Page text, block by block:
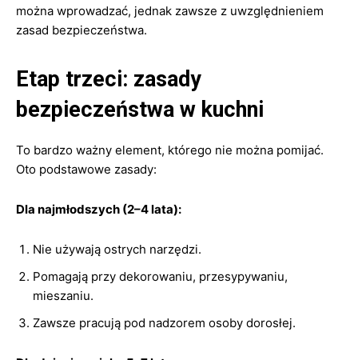
można wprowadzać, jednak zawsze z uwzględnieniem
zasad bezpieczeństwa.
Etap trzeci: zasady
bezpieczeństwa w kuchni
To bardzo ważny element, którego nie można pomijać.
Oto podstawowe zasady:
Dla najmłodszych (2–4 lata):
Nie używają ostrych narzędzi.
Pomagają przy dekorowaniu, przesypywaniu,
mieszaniu.
Zawsze pracują pod nadzorem osoby dorosłej.